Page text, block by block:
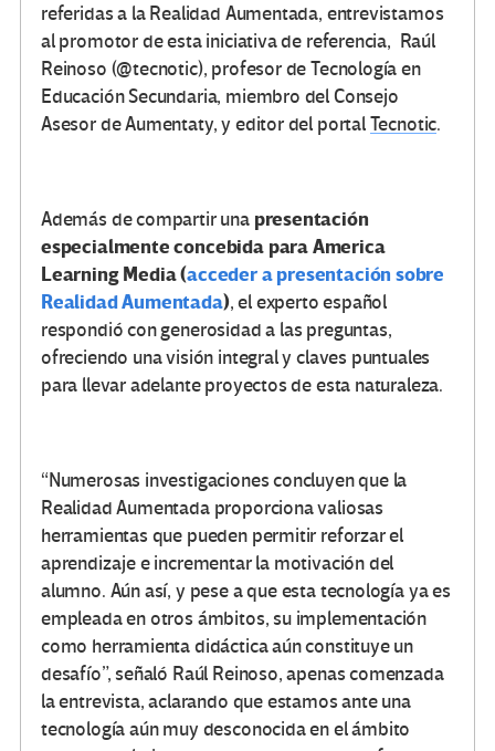
referidas a la Realidad Aumentada, entrevistamos
al promotor de esta iniciativa de referencia, Raúl
Reinoso (@tecnotic), profesor de Tecnología en
Educación Secundaria, miembro del Consejo
Asesor de Aumentaty, y editor del portalTecnotic.
Además de compartir una presentación
especialmente concebida para America
Learning Media (acceder a presentación sobre
Realidad Aumentada), el experto español
respondió con generosidad a las preguntas,
ofreciendo una visión integral y claves puntuales
para llevar adelante proyectos de esta naturaleza.
“Numerosas investigaciones concluyen que la
Realidad Aumentada proporciona valiosas
herramientas que pueden permitir reforzar el
aprendizaje e incrementar la motivación del
alumno. Aún así, y pese a que esta tecnología ya es
empleada en otros ámbitos, su implementación
como herramienta didáctica aún constituye un
desafío”, señaló Raúl Reinoso, apenas comenzada
la entrevista, aclarando que estamos ante una
tecnología aún muy desconocida en el ámbito